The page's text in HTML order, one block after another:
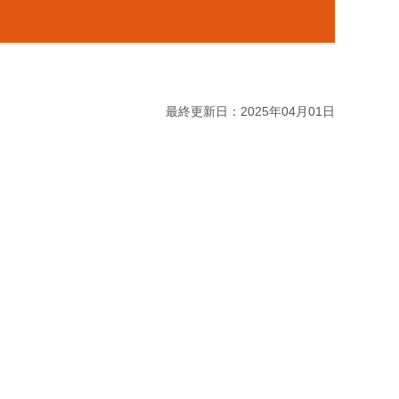
最終更新日：2025年04月01日